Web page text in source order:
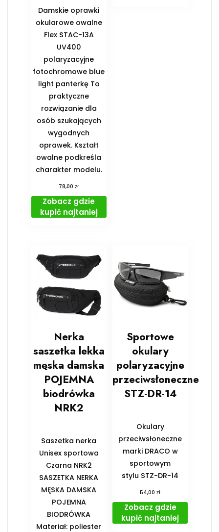
Damskie oprawki
okularowe owalne
Flex STAC-13A
UV400
polaryzacyjne
fotochromowe blue
light panterkę To
praktyczne
rozwiązanie dla
osób szukających
wygodnych
oprawek. Kształt
owalne podkreśla
charakter modelu.
78,00zł
Zobacz gdzie
kupić najtaniej
Nerka
saszetka lekka
męska damska
POJEMNA
biodrówka
NRK2
Saszetka nerka
Unisex sportowa
Czarna NRK2
SASZETKA NERKA
MĘSKA DAMSKA
POJEMNA
BIODRÓWKA
Materiał: poliester
Sportowe
okulary
polaryzacyjne
przeciwsłoneczne
STZ-DR-14
Okulary
przeciwsłoneczne
marki DRACO w
sportowym
stylu STZ-DR-14
54,00zł
Zobacz gdzie
kupić najtaniej